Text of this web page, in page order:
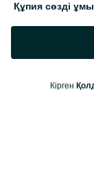
Құпия сөзді
Кірген